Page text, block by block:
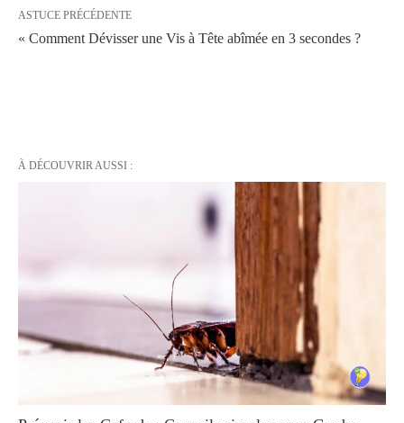
ASTUCE PRÉCÉDENTE
« Comment Dévisser une Vis à Tête abîmée en 3 secondes ?
À DÉCOUVRIR AUSSI :